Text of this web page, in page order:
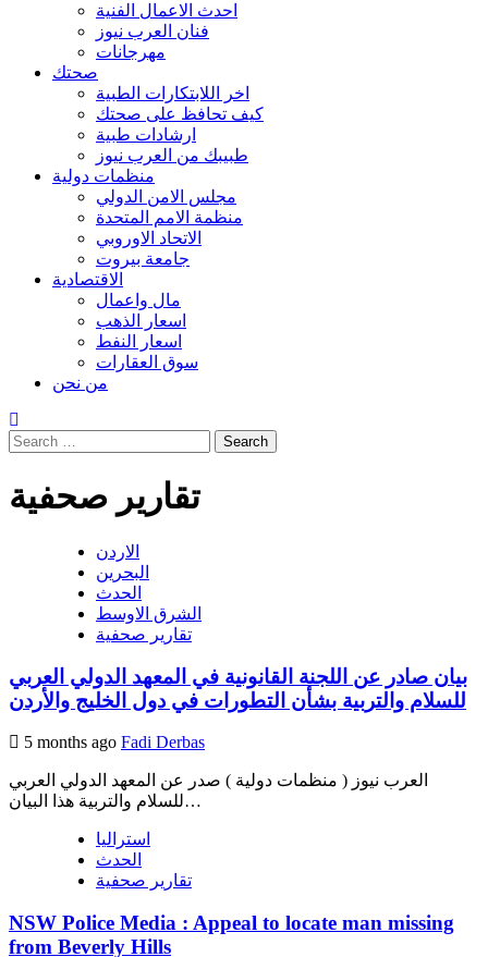
احدث الاعمال الفنية
فنان العرب نيوز
مهرجانات
صحتك
اخر اللابتكارات الطبية
كيف تحافظ على صحتك
ارشادات طبية
طبيبك من العرب نيوز
منظمات دولية
مجلس الامن الدولي
منظمة الامم المتحدة
الاتحاد الاوروبي
جامعة بيروت
الاقتصادية
مال واعمال
اسعار الذهب
اسعار النفط
سوق العقارات
من نحن
Search
for:
تقارير صحفية
الاردن
البحرين
الحدث
الشرق الاوسط
تقارير صحفية
بيان صادر عن اللجنة القانونية في المعهد الدولي العربي
للسلام والتربية بشأن التطورات في دول الخليج والأردن
5 months ago Fadi Derbas
العرب نيوز ( منظمات دولية ) صدر عن المعهد الدولي العربي
للسلام والتربية هذا البيان…
استراليا
الحدث
تقارير صحفية
NSW Police Media : Appeal to locate man missing
from Beverly Hills